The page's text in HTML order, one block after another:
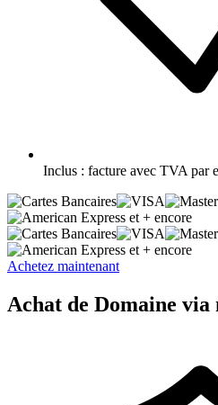
Inclus : facture avec TVA par
et + encore
et + encore
Achetez maintenant
Achat de Domaine via